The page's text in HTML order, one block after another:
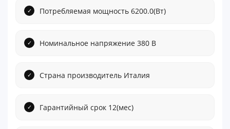
Потребляемая мощность 6200.0(Вт)
Номинальное напряжение 380 В
Страна производитель Италия
Гарантийный срок 12(мес)